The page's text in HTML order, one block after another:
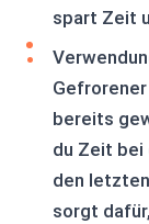
spart Zeit
bereits
du Zeit bei
den
sorgt